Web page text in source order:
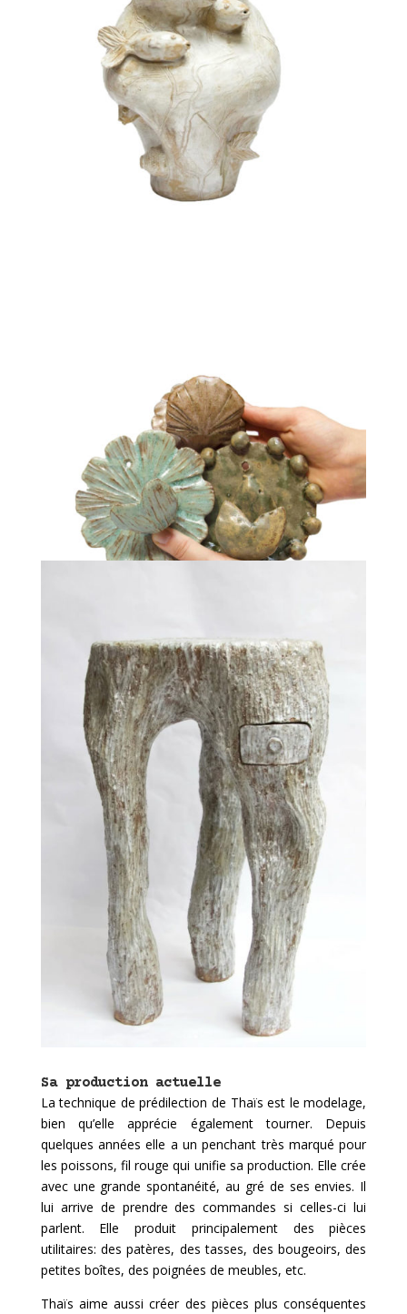
Sa production actuelle
La technique de prédilection de Thaïs est le modelage,
bien qu’elle apprécie également tourner. Depuis
quelques années elle a un penchant très marqué pour
les poissons, fil rouge qui unifie sa production. Elle crée
avec une grande spontanéité, au gré de ses envies. Il
lui arrive de prendre des commandes si celles-ci lui
parlent. Elle produit principalement des pièces
utilitaires: des patères, des tasses, des bougeoirs, des
petites boîtes, des poignées de meubles, etc.
Thaïs aime aussi créer des pièces plus conséquentes